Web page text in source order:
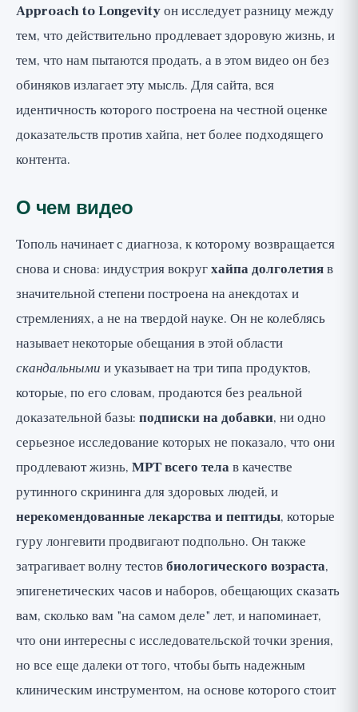
Approach to Longevityон исследует разницу между
тем, что действительно продлевает здоровую жизнь, и
тем, что нам пытаются продать, а в этом видео он без
обиняков излагает эту мысль. Для сайта, вся
идентичность которого построена на честной оценке
доказательств против хайпа, нет более подходящего
контента.
О чем видео
Тополь начинает с диагноза, к которому возвращается
снова и снова: индустрия вокругхайпа долголетияв
значительной степени построена на анекдотах и
стремлениях, а не на твердой науке. Он не колеблясь
называет некоторые обещания в этой области
скандальными и указывает на три типа продуктов,
которые, по его словам, продаются без реальной
доказательной базы: подписки на добавки, ни одно
серьезное исследование которых не показало, что они
продлевают жизнь, МРТ всего телав качестве
рутинного скрининга для здоровых людей, и
нерекомендованные лекарства и пептиды, которые
гуру лонгевити продвигают подпольно. Он также
затрагивает волну тестовбиологического возраста,
эпигенетических часов и наборов, обещающих сказать
вам, сколько вам "на самом деле" лет, и напоминает,
что они интересны с исследовательской точки зрения,
но все еще далеки от того, чтобы быть надежным
клиническим инструментом, на основе которого стоит